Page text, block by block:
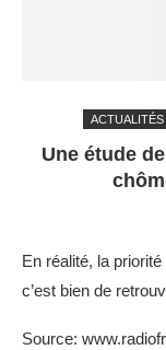
ACTUALITÉS
Une étude
En réalité, la
c’est bien de
Source: